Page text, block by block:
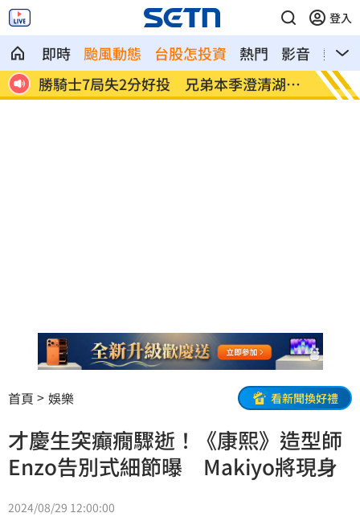
登入
即時 颱風動態 台股怎投資 熱門 影音
熱搜
錄 勝騎士7局失2分好投 兄弟本季澄清湖首
勝
大盤
首頁 娛樂 看新聞換好禮
才慶生突癲癇驟逝！《康熙》造型師
Enzo告別式細節曝 Makiyo將現身
2024/08/29 12:00:00